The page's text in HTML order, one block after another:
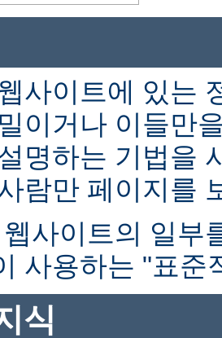
사이트에 있는
이거나 이들만
명하는 기법을
람만 페이지를
사이트의 일부
사용하는 "표준
식